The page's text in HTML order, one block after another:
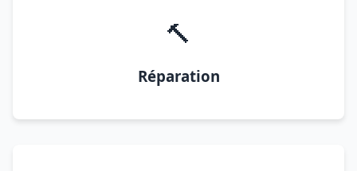
🔨
Réparation